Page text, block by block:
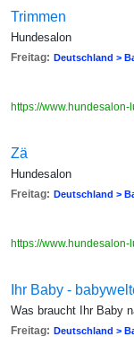
Trimmen
Hundesalon
Freitag: Deutschland >
https://www.hundesalon-
Zä
Hundesalon
Freitag: Deutschland >
https://www.hundesalon-
Ihr Baby -
Was braucht Ihr Baby
Freitag: Deutschland >